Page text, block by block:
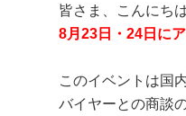
皆さま、こんにちは
8月23日・24日に
このイベントは国
バイヤーとの商談